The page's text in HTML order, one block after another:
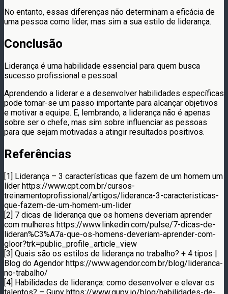
No entanto, essas diferenças não determinam a eficácia de
uma pessoa como líder, mas sim a sua estilo de liderança.
Conclusão
Liderança é uma habilidade essencial para quem busca
sucesso profissional e pessoal.
Aprendendo a liderar e a desenvolver habilidades específicas
pode tornar-se um passo importante para alcançar objetivos
e motivar a equipe. E, lembrando, a liderança não é apenas
sobre ser o chefe, mas sim sobre influenciar as pessoas
para que sejam motivadas a atingir resultados positivos.
Referências
[1] Liderança – 3 características que fazem de um homem um
líder https://www.cpt.com.br/cursos-
treinamentoprofissional/artigos/lideranca-3-caracteristicas-
que-fazem-de-um-homem-um-lider
[2] 7 dicas de liderança que os homens deveriam aprender
com mulheres https://www.linkedin.com/pulse/7-dicas-de-
lideran%C3%A7a-que-os-homens-deveriam-aprender-com-
gloor?trk=public_profile_article_view
[3] Quais são os estilos de liderança no trabalho? + 4 tipos |
Blog do Agendor https://www.agendor.com.br/blog/lideranca-
no-trabalho/
[4] Habilidades de liderança: como desenvolver e elevar os